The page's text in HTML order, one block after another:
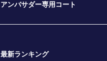
アンバサダー専用コート
最新ランキング